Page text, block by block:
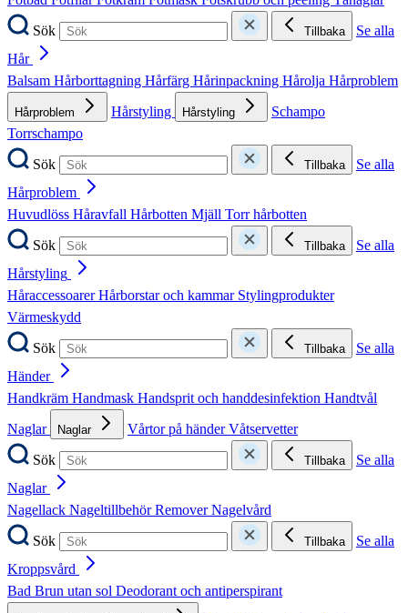
Sök
Tillbaka
Se alla
Hår
Balsam Hårborttagning Hårfärg Hårinpackning Hårolja Hårproblem
Hårproblem Hårstyling Hårstyling
Schampo
Torrschampo
Sök
Tillbaka
Se alla
Hårproblem
Huvudlöss Håravfall Hårbotten Mjäll Torr hårbotten
Sök
Tillbaka
Se alla
Hårstyling
HåraccessoarerHårborstar och kammar Stylingprodukter
Värmeskydd
Sök
Tillbaka
Se alla
Händer
Handkräm Handmask Handsprit och handdesinfektion Handtvål
Naglar
Naglar Vårtor på händerVåtservetter
Sök
Tillbaka
Se alla
Naglar
Nagellack NageltillbehörRemoverNagelvård
Sök
Tillbaka
Se alla
Kroppsvård
Bad Brun utan sol Deodorant och antiperspirant